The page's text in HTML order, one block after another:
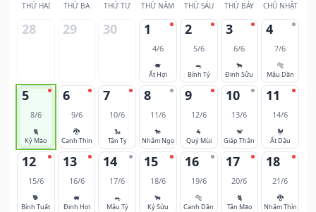
THỨ HAI THỨ BA THỨ TƯ THỨ NĂM THỨ SÁU THỨ BẢY CHỦ NHẬT
28 29 30 1
4/6
🐖
Ất Hợi
2
5/6
🐀
Bính Tý
3
6/6
🐂
Đinh Sửu
4
7/6
🐅
Mậu Dần
5
8/6
🐈
Kỷ Mão
6
9/6
🐉
Canh Thìn
7
10/6
🐍
Tân Tỵ
8
11/6
🐎
Nhâm Ngọ
9
12/6
🐐
Quý Mùi
10
13/6
🐒
Giáp Thân
11
14/6
🐓
Ất Dậu
12
15/6
🐕
Bính Tuất
13
16/6
🐖
Đinh Hợi
14
17/6
🐀
Mậu Tý
15
18/6
🐂
Kỷ Sửu
16
19/6
🐅
Canh Dần
17
20/6
🐈
Tân Mão
18
21/6
🐉
Nhâm Thìn